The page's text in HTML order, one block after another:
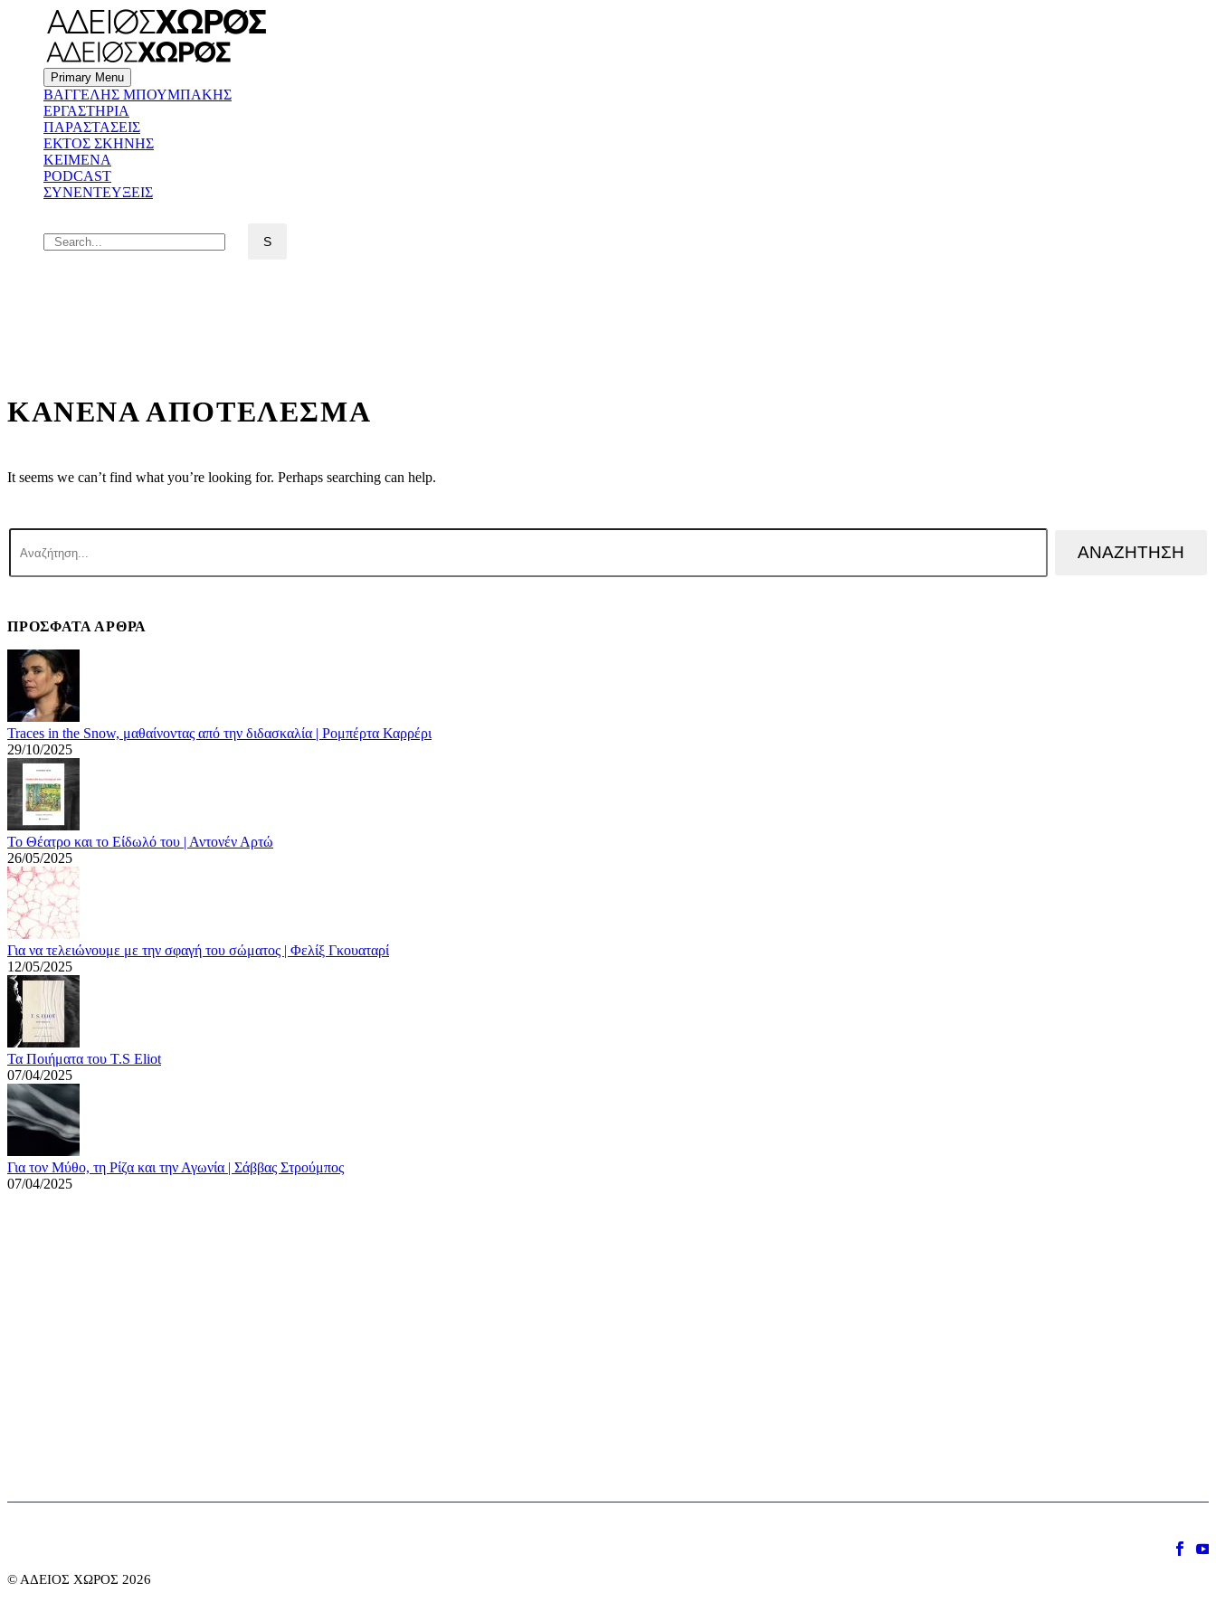
Primary Menu
BΑΓΓΕΛΗΣ ΜΠΟΥΜΠΑΚΗΣ
ΕΡΓΑΣΤΗΡΙΑ
ΠΑΡΑΣΤΑΣΕΙΣ
ΕΚΤΟΣ ΣΚΗΝΗΣ
ΚΕΙΜΕΝΑ
PODCAST
ΣΥΝΕΝΤΕΥΞΕΙΣ
ΚΑΝΈΝΑ ΑΠΟΤΈΛΕΣΜΑ
It seems we can’t find what you’re looking for. Perhaps searching can help.
ΑΝΑΖΗΤΗΣΗ
ΠΡΟΣΦΑΤΑ ΑΡΘΡΑ
Traces in the Snow, μαθαίνοντας από την διδασκαλία | Ρομπέρτα Καρρέρι
29/10/2025
Το Θέατρο και το Είδωλό του | Αντονέν Αρτώ
26/05/2025
Για να τελειώνουμε με την σφαγή του σώματος | Φελίξ Γκουαταρί
12/05/2025
Τα Ποιήματα του T.S Eliot
07/04/2025
Για τον Μύθο, τη Ρίζα και την Αγωνία | Σάββας Στρούμπος
07/04/2025
© ΑΔΕΙΟΣ ΧΩΡΟΣ 2026